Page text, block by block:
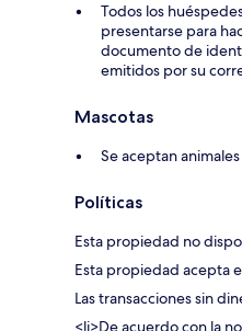
Todos los
presentarse para
documento de
emitidos por su
Mascotas
Se aceptan
Políticas
Esta propiedad no
Esta propiedad acepta
Las transacciones sin
<li>De acuerdo con la